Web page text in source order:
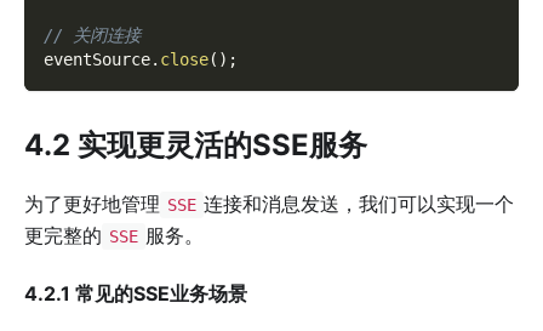
// 关闭连接
eventSource. close( ) ;
4.2 实现更灵活的SSE服务
为了更好地管理 SSE 连接和消息发送，我们可以实现一个
更完整的 SSE 服务。
4.2.1 常见的SSE业务场景